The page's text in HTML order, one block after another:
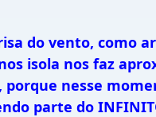
do vento, como
isola nos faz
porque nesse
parte do